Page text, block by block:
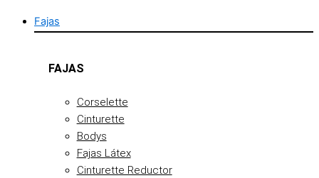
Fajas
FAJAS
Corselette
Cinturette
Bodys
Fajas Látex
Cinturette Reductor